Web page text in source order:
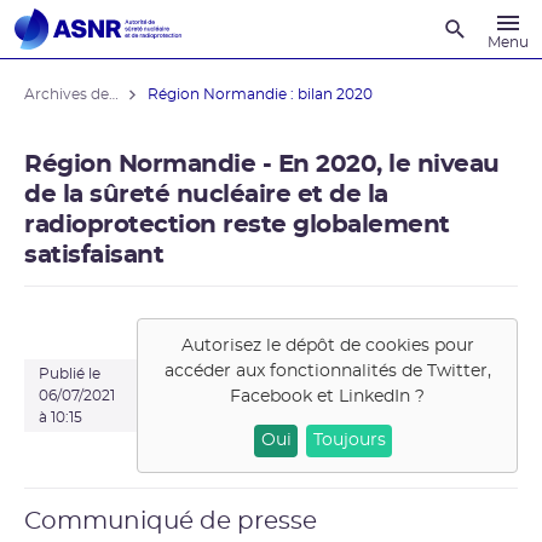
Menu
Région Normandie : bilan 2020
Région Normandie - En 2020, le niveau
de la sûreté nucléaire et de la
radioprotection reste globalement
satisfaisant
Publié le
06/07/2021
à 10:15
Autorisez le dépôt de cookies pour
accéder aux fonctionnalités de Twitter,
Facebook et LinkedIn ?
Oui Toujours
Communiqué de presse